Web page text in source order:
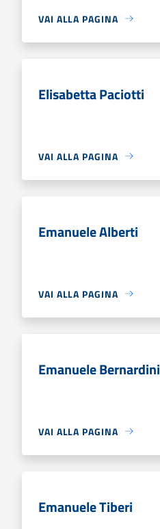
VAI ALLA PAGINA
Elisabetta Paciotti
VAI ALLA PAGINA
Emanuele Alberti
VAI ALLA PAGINA
Emanuele Bernardini
VAI ALLA PAGINA
Emanuele Tiberi